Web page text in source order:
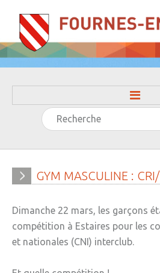
ACCUEIL
» Journal municipal
» Le conseil municipal
Rechercher
GYM MASCULINE :
Dimanche 22 mars, les garçons
compétition à Estaires pour les
et nationales (CNI) interclub.